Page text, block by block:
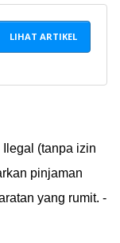
LIHAT ARTIKEL
(tanpa izin
pinjaman
yang rumit. -